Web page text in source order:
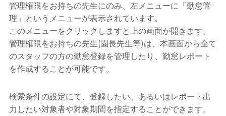
管理権限をお持ちの先生にのみ、左メニューに「勤怠管
理」というメニューが表示されています。
このメニューをクリックしますと上の画面が開きます。
管理権限をお持ちの先生(園長先生等)は、本画面から全て
のスタッフの方の勤怠登録を管理したり、勤怠レポート
を作成することが可能です。
検索条件の設定にて、登録したい、あるいはレポート出
力したい対象者や対象期間を指定することができます。